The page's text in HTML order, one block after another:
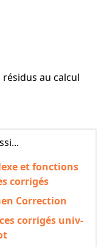
au calcul
et fonctions
corrigés
Correction
corrigés univ-